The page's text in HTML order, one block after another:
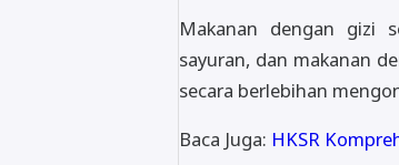
Makanan dengan gizi
sayuran, dan makanan
secara berlebihan
Baca Juga: HKSR